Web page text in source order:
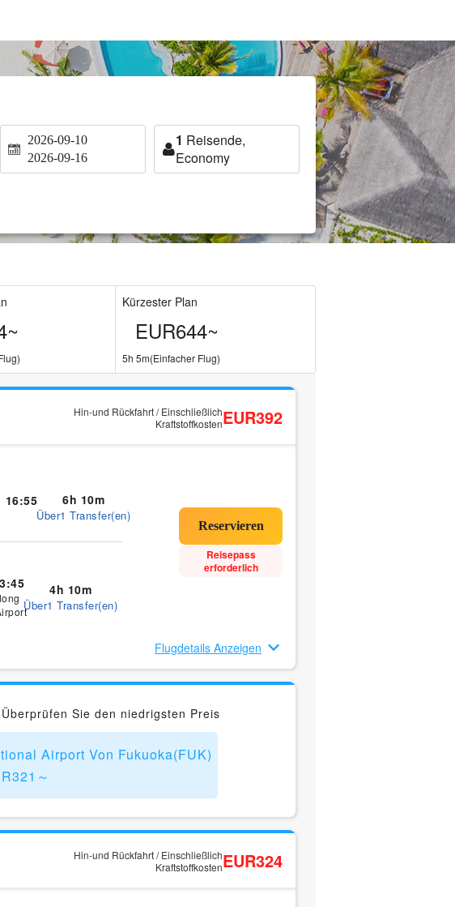
2026-09-10
2026-09-16
1 Reisende,
Economy
Kürzester Plan
EUR644~
5h 5m(Einfacher Flug)
Hin-und Rückfahrt / Einschließlich
KraftstoffkostenEUR392
16:55 6h 10m
Über1 Transfer(en)
4h 10m
Über1 Transfer(en)
Reisepass
erforderlich
Flugdetails Anzeigen
Sie den niedrigsten Preis
Airport Von Fukuoka(FUK)
～
Hin-und Rückfahrt / Einschließlich
KraftstoffkostenEUR324